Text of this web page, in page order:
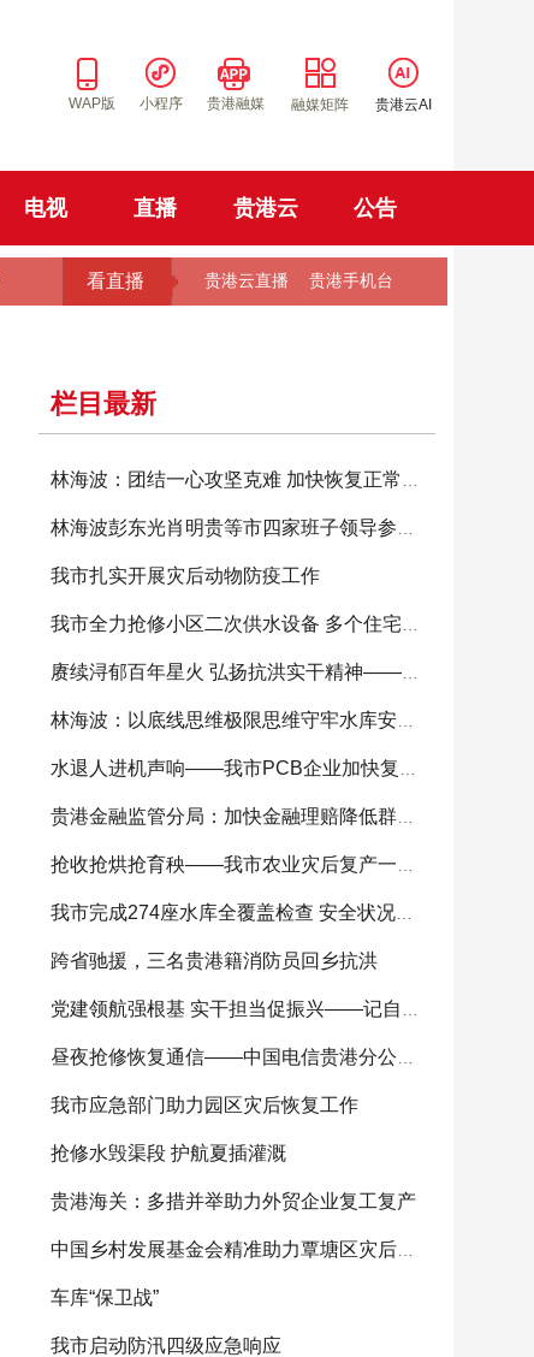
WAP版 小程序 贵港融媒 融媒矩阵 贵港云AI
电视 直播 贵港云 公告
看直播 贵港云直播 贵港手机台
栏目最新
我市扎实开展灾后动物防疫工作
跨省驰援，三名贵港籍消防员回乡抗洪
我市应急部门助力园区灾后恢复工作
抢修水毁渠段 护航夏插灌溉
贵港海关：多措并举助力外贸企业复工复产
车库“保卫战”
我市启动防汛四级应急响应